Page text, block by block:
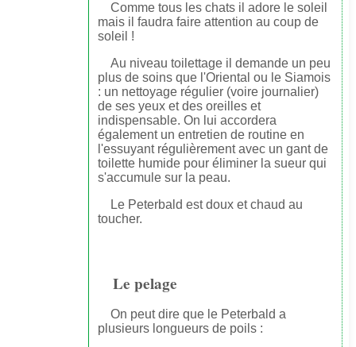
Comme tous les chats il adore le soleil
mais il faudra faire attention au coup de
soleil !
Au niveau toilettage il demande un peu
plus de soins que l'Oriental ou le Siamois
: un nettoyage régulier (voire journalier)
de ses yeux et des oreilles et
indispensable. On lui accordera
également un entretien de routine en
l'essuyant régulièrement avec un gant de
toilette humide pour éliminer la sueur qui
s'accumule sur la peau.
Le Peterbald est doux et chaud au
toucher.
Le pelage
On peut dire que le Peterbald a
plusieurs longueurs de poils :